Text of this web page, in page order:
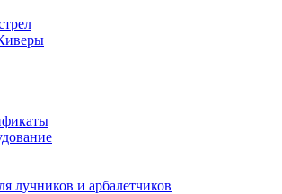
лучников и арбалетчиков